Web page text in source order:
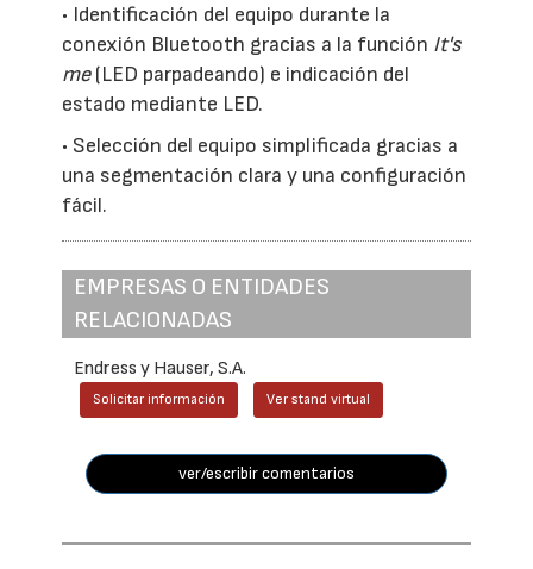
• Identificación del equipo durante la
conexión Bluetooth gracias a la función It's
me(LED parpadeando) e indicación del
estado mediante LED.
• Selección del equipo simplificada gracias a
una segmentación clara y una configuración
fácil.
EMPRESAS O ENTIDADES
RELACIONADAS
Endress y Hauser, S.A.
Solicitar información Ver stand virtual
ver/escribir comentarios